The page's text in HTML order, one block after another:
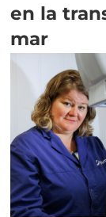
en la
mar